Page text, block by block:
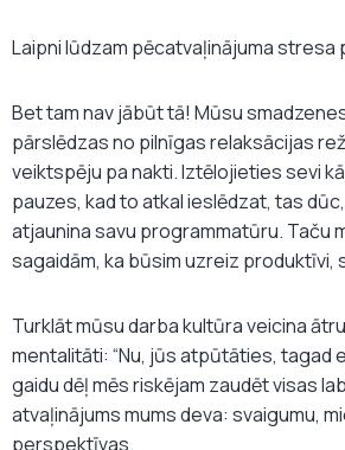
Laipni lūdzam pēcatvaļinājuma stresa
Bet tam nav jābūt tā! Mūsu
pārslēdzas no pilnīgas relaksācijas
veiktspēju pa nakti. Iztēlojieties sevi
pauzes, kad to atkal ieslēdzat, tas
atjaunina savu programmatūru. Taču
sagaidām, ka būsim uzreiz produktīvi,
Turklāt mūsu darba kultūra veicina
mentalitāti: “Nu, jūs atpūtāties, tagad
gaidu dēļ mēs riskējam zaudēt visas
atvaļinājums mums deva: svaigumu,
perspektīvas.